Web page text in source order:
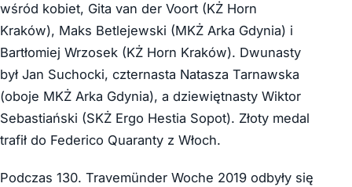
wśród kobiet, Gita van der Voort (KŻ Horn
Kraków), Maks Betlejewski (MKŻ Arka Gdynia) i
Bartłomiej Wrzosek (KŻ Horn Kraków). Dwunasty
był Jan Suchocki, czternasta Natasza Tarnawska
(oboje MKŻ Arka Gdynia), a dziewiętnasty Wiktor
Sebastiański (SKŻ Ergo Hestia Sopot). Złoty medal
trafił do Federico Quaranty z Włoch.
Podczas 130. Travemünder Woche 2019 odbyły się